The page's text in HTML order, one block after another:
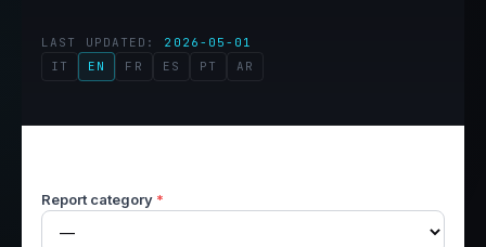
LAST UPDATED: 2026-05-01
IT
EN FR ES PT AR
Report category *